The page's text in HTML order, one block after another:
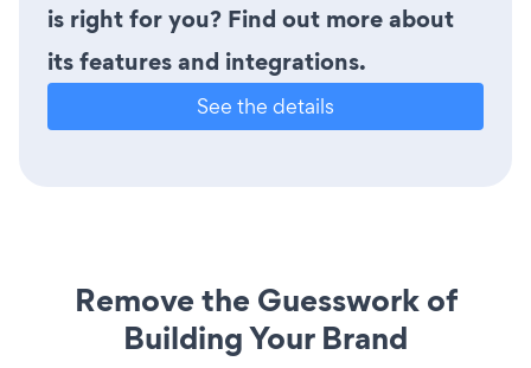
is right for you? Find out more about
its features and integrations.
See the details
Remove the Guesswork of
Building Your Brand